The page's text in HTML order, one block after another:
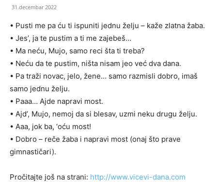
31.decembar 2022
• Pusti me pa ću ti ispuniti jednu želju – kaže zlatna žaba.
• Jes’, ja te pustim a ti me zajebeš…
• Ma neću, Mujo, samo reci šta ti treba?
• Neću da te pustim, ništa nisam jeo već dva dana.
• Pa traži novac, jelo, žene… samo razmisli dobro, imaš
samo jednu želju.
• Paaa… Ajde napravi most.
• Ajd’, Mujo, nemoj da si blesav, uzmi neku drugu želju.
• Aaa, jok ba, ‘oću most!
• Dobro – reče žaba i napravi most (onaj što prave
gimnastičari).
Pročitajte još na strani: http://www.vicevi-dana.com